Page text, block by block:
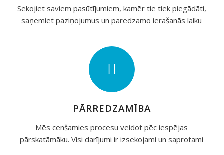
Sekojiet saviem pasūtījumiem, kamēr tie tiek piegādāti,
saņemiet paziņojumus un paredzamo ierašanās laiku
PĀRREDZAMĪBA
Mēs cenšamies procesu veidot pēc iespējas
pārskatāmāku. Visi darījumi ir izsekojami un saprotami